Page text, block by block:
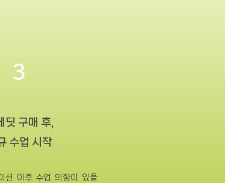
3
딧 구매 후,
수업 시작
션 이후 수업 의향이 있을